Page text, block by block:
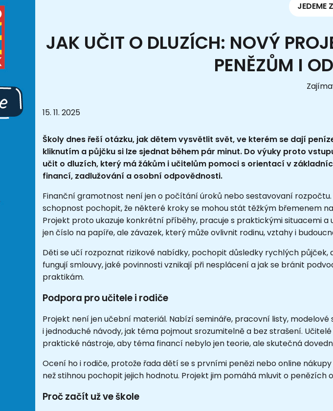
JEDEME
JAK UČIT O DLUZÍCH: NOVÝ
PENĚZŮM I
15. 11. 2025
Školy dnes řeší otázku, jak dětem vysvětlit svět, ve kterém se dají
kliknutím a půjčku si lze sjednat během pár minut. Do výuky proto
učit o dluzích, který má žákům i učitelům pomoci s orientací v
financí, zadlužování a osobní odpovědnosti.
Finanční gramotnost není jen o počítání úroků nebo sestavovaní
schopnost pochopit, že některé kroky se mohou stát těžkým břemenem
Projekt proto ukazuje konkrétní příběhy, pracuje s praktickými situacemi a
jen číslo na papíře, ale závazek, který může ovlivnit rodinu, vztahy i
Děti se učí rozpoznat rizikové nabídky, pochopit důsledky rychlých půjček,
fungují smlouvy, jaké povinnosti vznikají při nesplácení a jak se bránit
praktikám.
Podpora pro učitele i rodiče
Projekt není jen učební materiál. Nabízí semináře, pracovní listy, modelové
i jednoduché návody, jak téma pojmout srozumitelně a bez strašení.
praktické nástroje, aby téma financí nebylo jen teorie, ale skutečná
Ocení ho i rodiče, protože řada dětí se s prvními penězi nebo online
než stihnou pochopit jejich hodnotu. Projekt jim pomáhá mluvit o penězích
Proč začít už ve škole